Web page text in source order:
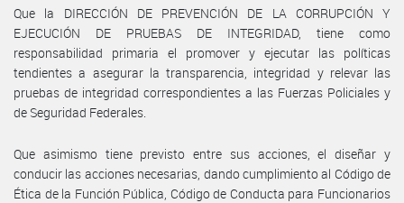
Que la DIRECCIÓN DE PREVENCIÓN DE LA CORRUPCIÓN Y
EJECUCIÓN DE PRUEBAS DE INTEGRIDAD, tiene como
responsabilidad primaria el promover y ejecutar las políticas
tendientes a asegurar la transparencia, integridad y relevar las
pruebas de integridad correspondientes a las Fuerzas Policiales y
de Seguridad Federales.
Que asimismo tiene previsto entre sus acciones, el diseñar y
conducir las acciones necesarias, dando cumplimiento al Código de
Ética de la Función Pública, Código de Conducta para Funcionarios